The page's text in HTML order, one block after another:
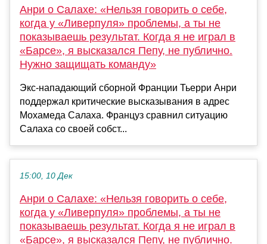
Анри о Салахе: «Нельзя говорить о себе,
когда у «Ливерпуля» проблемы, а ты не
показываешь результат. Когда я не играл в
«Барсе», я высказался Пепу, не публично.
Нужно защищать команду»
Экс-нападающий сборной Франции Тьерри Анри
поддержал критические высказывания в адрес
Мохамеда Салаха. Француз сравнил ситуацию
Салаха со своей собст...
15:00, 10 Дек
Анри о Салахе: «Нельзя говорить о себе,
когда у «Ливерпуля» проблемы, а ты не
показываешь результат. Когда я не играл в
«Барсе», я высказался Пепу, не публично.